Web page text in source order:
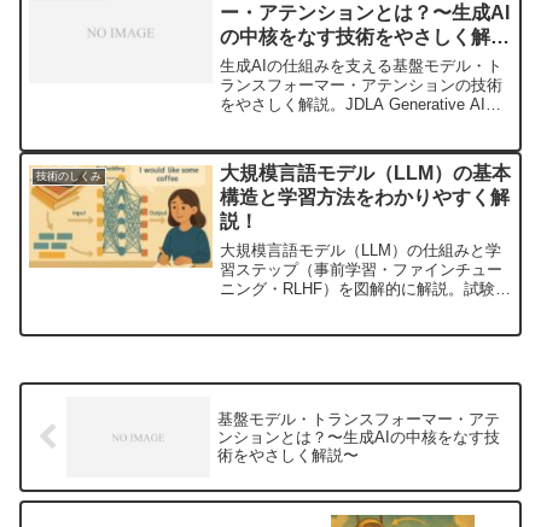
ー・アテンションとは？〜生成AI
の中核をなす技術をやさしく解
説〜
生成AIの仕組みを支える基盤モデル・ト
ランスフォーマー・アテンションの技術
をやさしく解説。JDLA Generative AI
います。
技術のしくみ
大規模言語モデル（LLM）の基本
構造と学習方法をわかりやすく解
説！
大規模言語モデル（LLM）の仕組みと学
習ステップ（事前学習・ファインチュー
ニング・RLHF）を図解的に解説。試験対
基盤モデル・トランスフォーマー・アテ
ンションとは？〜生成AIの中核をなす技
術をやさしく解説〜